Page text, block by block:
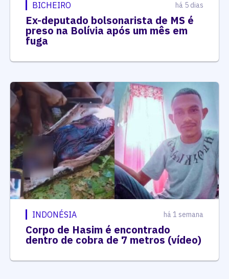
BICHEIRO há 5 dias
Ex-deputado bolsonarista de MS é
preso na Bolívia após um mês em
fuga
INDONÉSIA há 1 semana
Corpo de Hasim é encontrado
dentro de cobra de 7 metros (vídeo)